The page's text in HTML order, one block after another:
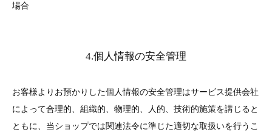
場合
4.個人情報の安全管理
お客様よりお預かりした個人情報の安全管理はサービス提供会社
によって合理的、組織的、物理的、人的、技術的施策を講じると
ともに、当ショップでは関連法令に準じた適切な取扱いを行うこ